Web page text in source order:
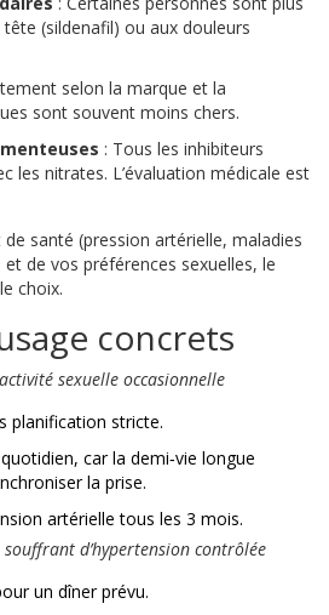
(sildenafil) ou aux douleurs
selon la marque et la
sont souvent moins chers.
: Tous les inhibiteurs
les nitrates. L’évaluation médicale est
santé (pression artérielle, maladies
de vos préférences sexuelles, le
choix.
concrets
sexuelle occasionnelle
planification stricte.
car la demi‑vie longue
la prise.
artérielle tous les 3 mois.
d’hypertension contrôlée
un dîner prévu.